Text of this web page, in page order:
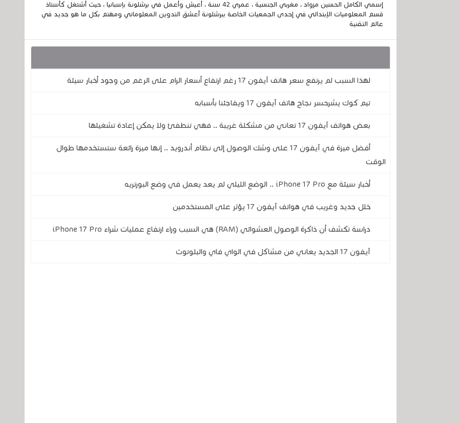
إسمي الكامل الحسين مزواد ، مغربي الجنسية ، عمري 42 سنة ، أعيش وأعمل في برشلونة بإسبانيا ، حيث أشتغل كأستاذ
قسم المعلوميات الإبتدائي في إحدى الجمعيات الخاصة ببرشلونة أعشق التدوين المعلوماتي ومهتم بكل ما هو جديد في
عالم التقنية
لهذا السبب لم يرتفع سعر هاتف آيفون 17 رغم ارتفاع أسعار الرام على الرغم من وجود أخبار سيئة
تيم كوك يشرحسر نجاح هاتف آيفون 17 ويفاجئنا بأسبابه
بعض هواتف آيفون 17 تعاني من مشكلة غريبة .. فهي تنطفئ ولا يمكن إعادة تشغيلها
أفضل ميزة في آيفون 17 على وشك الوصول إلى نظام أندرويد .. إنها ميزة رائعة ستستخدمها طوال
الوقت
أخبار سيئة مع iPhone 17 Pro .. الوضع الليلي لم يعد يعمل في وضع البورتريه
خلل جديد وغريب في هواتف آيفون 17 يؤثر على المستخدمين
دراسة تكشف أن ذاكرة الوصول العشوائي (RAM) هي السبب وراء ارتفاع عمليات شراء iPhone 17 Pro
آيفون 17 الجديد يعاني من مشاكل في الواي فاي والبلوتوث